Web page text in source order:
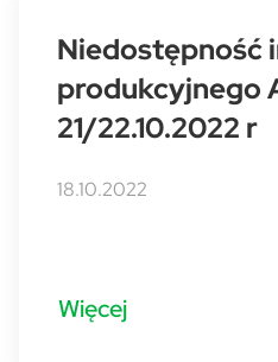
Niedostępność
produkcyjnego
21/22.10.2022 r
18.10.2022
Więcej